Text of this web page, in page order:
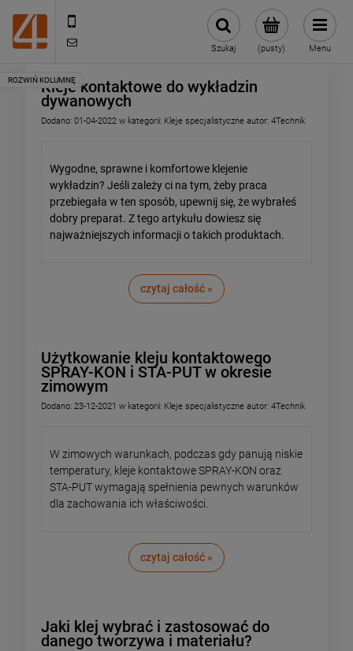
(pusty)
Szukaj Menu
Kleje kontaktowe do wykładzin
dywanowych
Dodano: 01-04-2022 w kategorii: Kleje specjalistyczne autor: 4Technik
Wygodne, sprawne i komfortowe klejenie
wykładzin? Jeśli zależy ci na tym, żeby praca
przebiegała w ten sposób, upewnij się, że wybrałeś
dobry preparat. Z tego artykułu dowiesz się
najważniejszych informacji o takich produktach.
czytaj całość »
Użytkowanie kleju kontaktowego
SPRAY-KON i STA-PUT w okresie
zimowym
Dodano: 23-12-2021 w kategorii: Kleje specjalistyczne autor: 4Technik
W zimowych warunkach, podczas gdy panują niskie
temperatury, kleje kontaktowe SPRAY-KON oraz
STA-PUT wymagają spełnienia pewnych warunków
dla zachowania ich właściwości.
czytaj całość »
Jaki klej wybrać i zastosować do
danego tworzywa i materiału?